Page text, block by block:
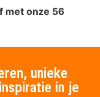
met onze 56
unieke
in je